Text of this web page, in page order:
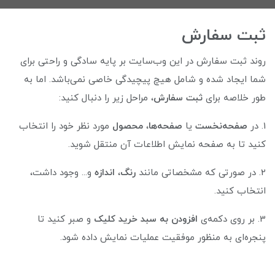
ثبت سفارش
روند ثبت سفارش در این وب‌سایت بر پایه سادگی و راحتی برای
شما ایجاد شده و شامل هیچ پیچیدگی خاصی نمی‌باشد. اما به
طور خلاصه برای ثبت سفارش، مراحل زیر را دنبال کنید:
1. در صفحه‌نخست یا صفحه‌ها، محصول مورد نظر خود را انتخاب
کنید تا به صفحه نمایش اطلاعات آن منتقل شوید.
2. در صورتی که مشخصاتی مانند رنگ، اندازه و... وجود داشت،
انتخاب کنید.
3. بر روی دکمه‌ی افزودن به سبد خرید کلیک و صبر کنید تا
پنجره‌ای به منظور موفقیت عملیات نمایش داده شود.